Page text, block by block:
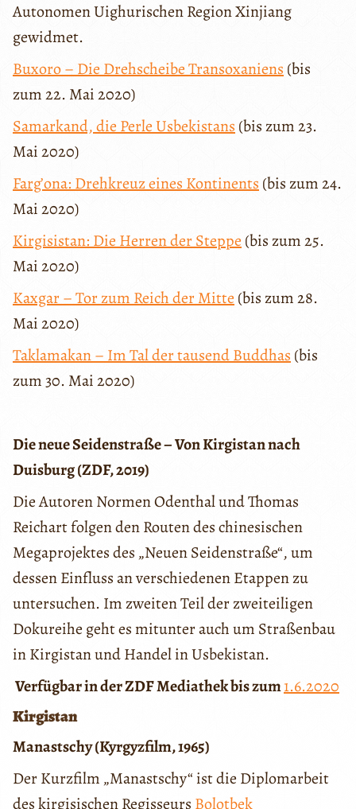
Autonomen Uighurischen Region Xinjiang
gewidmet.
Buxoro – Die Drehscheibe Transoxaniens (bis
zum 22. Mai 2020)
Samarkand, die Perle Usbekistans (bis zum 23.
Mai 2020)
Farg’ona: Drehkreuz eines Kontinents (bis zum 24.
Mai 2020)
Kirgisistan: Die Herren der Steppe (bis zum 25.
Mai 2020)
Kaxgar – Tor zum Reich der Mitte (bis zum 28.
Mai 2020)
Taklamakan – Im Tal der tausend Buddhas (bis
zum 30. Mai 2020)
Die neue Seidenstraße – Von Kirgistan nach
Duisburg (ZDF, 2019)
Die Autoren Normen Odenthal und Thomas
Reichart folgen den Routen des chinesischen
Megaprojektes des „Neuen Seidenstraße“, um
dessen Einfluss an verschiedenen Etappen zu
untersuchen. Im zweiten Teil der zweiteiligen
Dokureihe geht es mitunter auch um Straßenbau
in Kirgistan und Handel in Usbekistan.
Verfügbar in der ZDF Mediathek bis zum1.6.2020
Kirgistan
Manastschy (Kyrgyzfilm, 1965)
Der Kurzfilm „Manastschy“ ist die Diplomarbeit
des kirgisischen Regisseurs Bolotbek